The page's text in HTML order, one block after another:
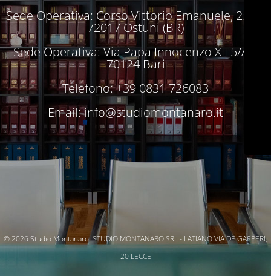
Sede Operativa: Corso Vittorio Emanuele, 250 –
72017 Ostuni (BR)
Sede Operativa: Via Papa Innocenzo XII 5/A –
70124 Bari
Telefono: +39 0831 726083
Email:info@studiomontanaro.it
© 2026 Studio Montanaro. STUDIO MONTANARO SRL - LATIANO VIA DE GASPERI,
20 LECCE